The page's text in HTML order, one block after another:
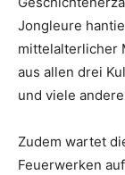
Jongleure
mittelalterlicher
aus allen drei
und viele
Zudem wartet
Feuerwerken